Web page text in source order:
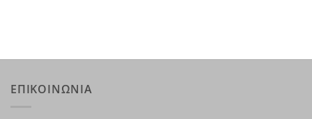
ΕΠΙΚΟΙΝΩΝΙΑ